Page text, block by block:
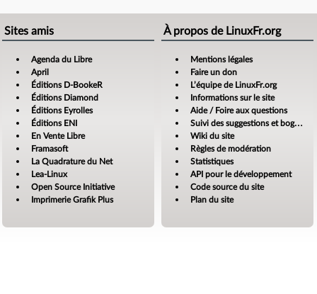
Sites amis
Agenda du Libre
April
Éditions D-BookeR
Éditions Diamond
Éditions Eyrolles
Éditions ENI
En Vente Libre
Framasoft
La Quadrature du Net
Lea-Linux
Open Source Initiative
Imprimerie Grafik Plus
À propos de LinuxFr.org
Mentions légales
Faire un don
L’équipe de LinuxFr.org
Informations sur le site
Aide / Foire aux questions
Suivi des suggestions et bogues
Wiki du site
Règles de modération
Statistiques
API pour le développement
Code source du site
Plan du site